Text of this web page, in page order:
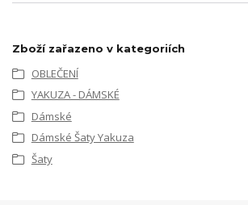
Zboží zařazeno v kategoriích
OBLEČENÍ
YAKUZA - DÁMSKÉ
Dámské
Dámské Šaty Yakuza
Šaty